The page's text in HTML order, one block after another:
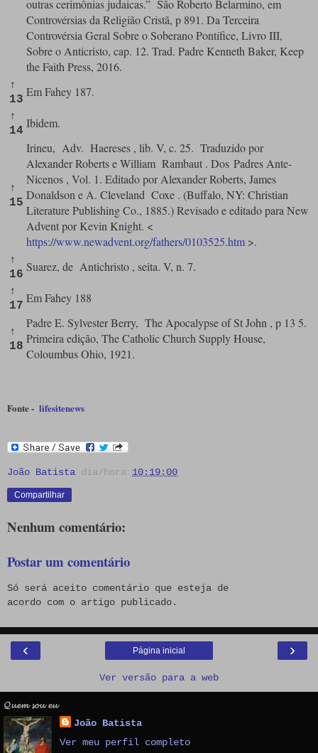
outras cerimônias judaicas.” São Roberto Belarmino, em
Controvérsias da Religião Cristã, p 891. Da Terceira
Controvérsia Geral Sobre o Soberano Pontífice, Livro III,
Sobre o Anticristo, cap. 12. Trad. Padre Kenneth Baker, Keep
the Faith Press, 2016.
↑
13
Em Fahey 187.
↑
14
Ibidem.
↑
15
Irineu, Adv. Haereses , lib. V, c. 25. Traduzido por
Alexander Roberts e William Rambaut . Dos Padres Ante-
Nicenos , Vol. 1. Editado por Alexander Roberts, James
Donaldson e A. Cleveland Coxe . (Buffalo, NY: Christian
Literature Publishing Co., 1885.) Revisado e editado para New
Advent por Kevin Knight. <
https://www.newadvent.org/fathers/0103525.htm >.
↑
16
Suarez, de Antichristo , seita. V, n. 7.
↑
17
Em Fahey 188
↑
18
Padre E. Sylvester Berry, The Apocalypse of St John , p 13 5.
Primeira edição, The Catholic Church Supply House,
ColoumbusOhio, 1921.
Fonte - lifesitenews
João Batista dia/hora 10:19:00
Compartilhar
Nenhum comentário:
Postar um comentário
Só será aceito comentário que esteja de
acordo com o artigo publicado.
‹ ›
Página inicial
Ver versão para a web
𝓠𝓾𝓮𝓶 𝓼𝓸𝓾 𝓮𝓾
João Batista
Ver meu perfil completo